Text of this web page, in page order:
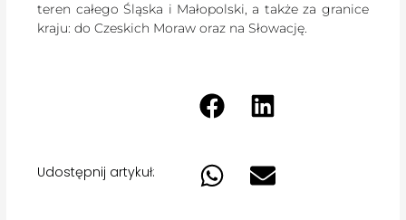
teren całego Śląska i Małopolski, a także za granice
kraju: do Czeskich Moraw oraz na Słowację.
Udostępnij artykuł: